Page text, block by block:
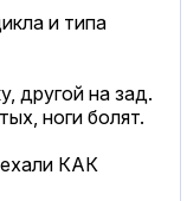
и типа
другой на зад.
ноги болят.
КАК